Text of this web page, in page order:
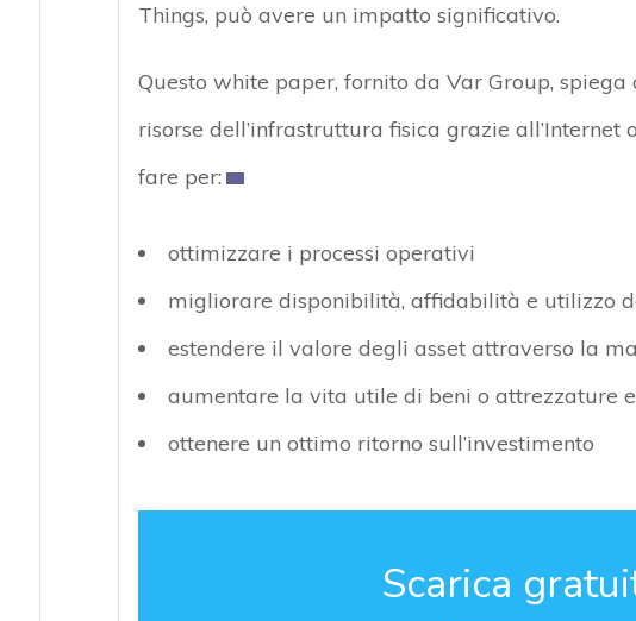
Things, può avere un impatto significativo.
Questo white paper, fornito da Var Group,
risorse dell’infrastruttura fisica grazie all’Internet
fare per:
ottimizzare i processi operativi
migliorare disponibilità, affidabilità e utilizzo
estendere il valore degli asset attraverso la
aumentare la vita utile di beni o attrezzature
ottenere un ottimo ritorno sull’investimento
Scarica